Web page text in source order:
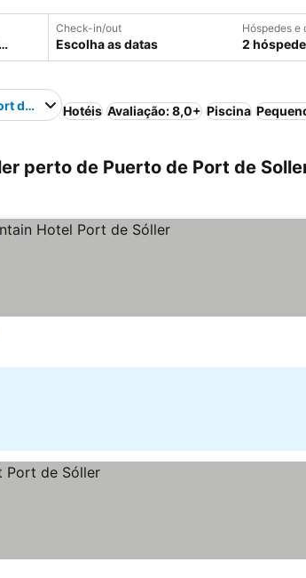
Check-in/out
Escolha as datas
Hóspedes e
2
de SollerHotéis Avaliação: 8,0+ Piscina
perto de Puerto de Port de